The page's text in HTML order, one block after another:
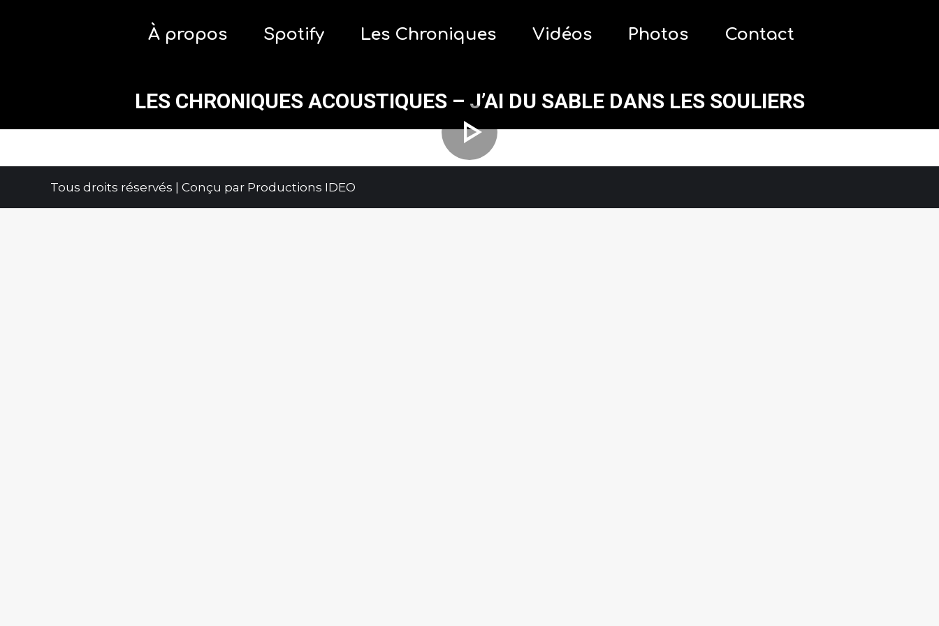
À propos Spotify Les Chroniques Vidéos Photos Contact
LES CHRONIQUES ACOUSTIQUES – J’AI DU SABLE DANS LES SOULIERS
Tous droits réservés | Conçu par Productions IDEO
À propos Spotify Les Chroniques Vidéos Photos Contact